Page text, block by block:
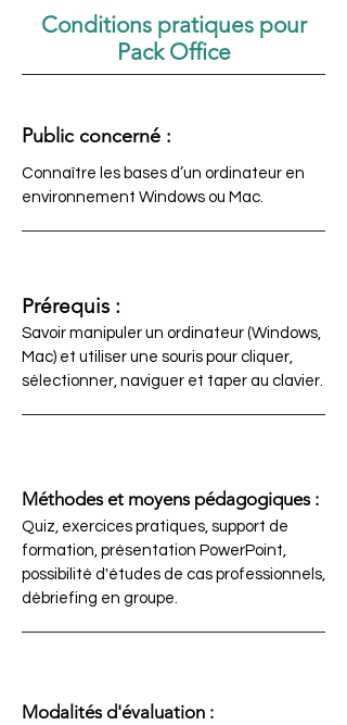
Conditions pratiques pour
Pack Office
Public concerné :
Connaître les bases d’un ordinateur en
environnement Windows ou Mac.
Prérequis :
Savoir manipuler un ordinateur (Windows,
Mac) et utiliser une souris pour cliquer,
sélectionner, naviguer et taper au clavier.
Méthodes et moyens pédagogiques :
Quiz, exercices pratiques, support de
formation, présentation PowerPoint,
possibilité d'études de cas professionnels,
débriefing en groupe.
Modalités d'évaluation :